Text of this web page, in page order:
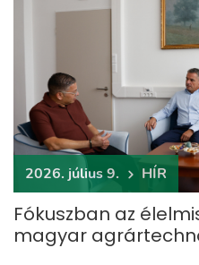
2026. július 9. HÍR
Fókuszban az
magyar